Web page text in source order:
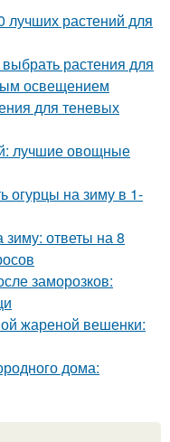
растений для
растения для
освещением
для теневых
лучшие овощные
огурцы на зиму в 1-
зиму: ответы на 8
заморозков:
жареной вешенки:
дома: